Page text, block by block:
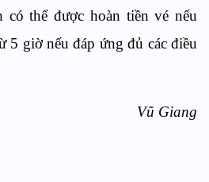
có thể được hoàn tiền vé nếu
5 giờ nếu đáp ứng đủ các điều
Vũ Giang